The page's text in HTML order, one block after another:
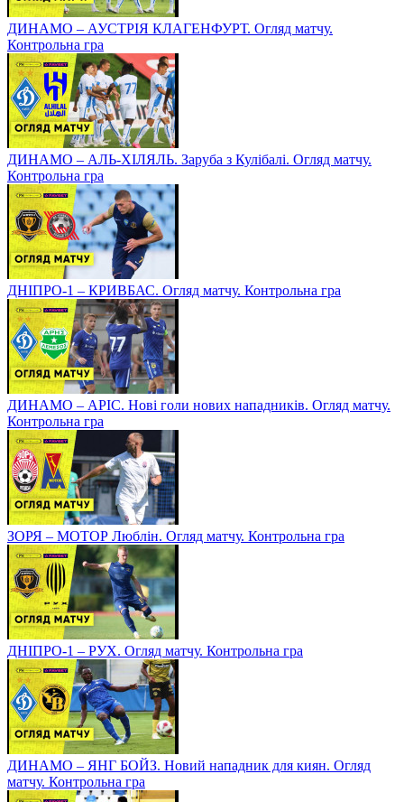
ДИНАМО – АУСТРІЯ КЛАГЕНФУРТ. Огляд матчу.
Контрольна гра
ДИНАМО – АЛЬ-ХІЛЯЛЬ. Заруба з Кулібалі. Огляд матчу.
Контрольна гра
ДНІПРО-1 – КРИВБАС. Огляд матчу. Контрольна гра
ДИНАМО – АРІС. Нові голи нових нападників. Огляд матчу.
Контрольна гра
ЗОРЯ – МОТОР Люблін. Огляд матчу. Контрольна гра
ДНІПРО-1 – РУХ. Огляд матчу. Контрольна гра
ДИНАМО – ЯНГ БОЙЗ. Новий нападник для киян. Огляд
матчу. Контрольна гра